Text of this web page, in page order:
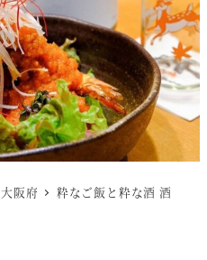
大阪府
粋なご飯と粋な酒 酒